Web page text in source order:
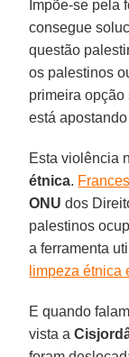
Impõe-se pela
consegue
questão
os palestinos
primeira
está
Esta violência
étnica.
ONU dos
palestinos
a ferramenta
limpeza étnica
E quando
vista a